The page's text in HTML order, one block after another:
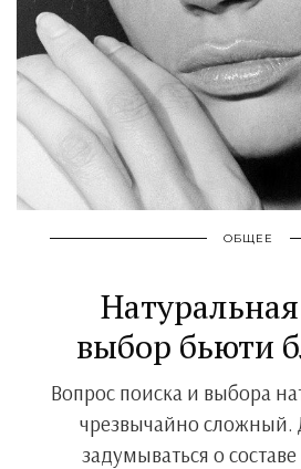
ОБЩЕЕ
выбор бьюти
Вопрос поиска и выбора
чрезвычайно сложный.
задумываться о